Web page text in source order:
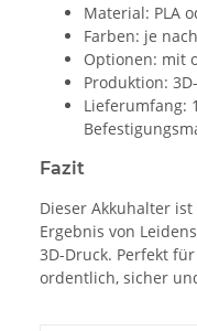
Material: PLA
Farben: je
Optionen: mit
Produktion:
Lieferumfang:
Fazit
Dieser Akkuhalter
Ergebnis von
3D-Druck. Perfekt
ordentlich, sicher